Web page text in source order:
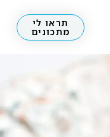
תראו לי
מתכונים